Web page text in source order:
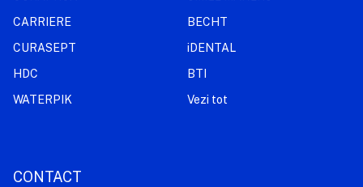
CARRIERE
CURASEPT
HDC
WATERPIK
BECHT
iDENTAL
BTI
Vezi tot
CONTACT